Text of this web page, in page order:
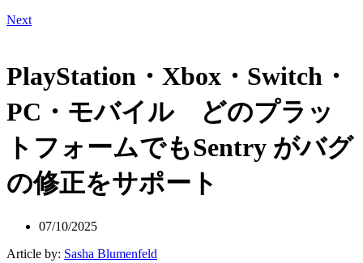
Next
PlayStation・Xbox・Switch・
PC・モバイル どのプラッ
トフォームでもSentry がバグ
の修正をサポート
07/10/2025
Article by: Sasha Blumenfeld